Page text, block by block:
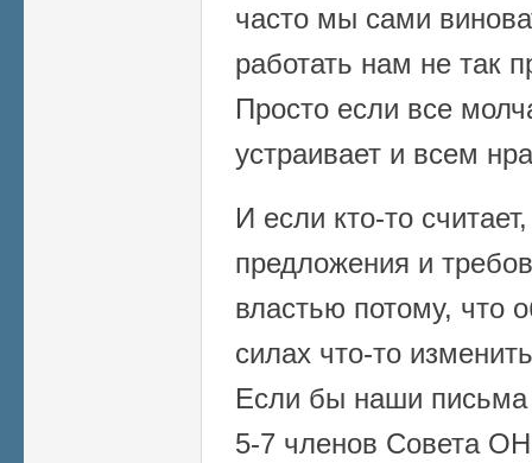
часто мы сами
работать нам не так
Просто если все
устраивает и всем
И если кто-то
предложения и
властью потому, что
силах что-то
Если бы наши письма
5-7 членов Совета